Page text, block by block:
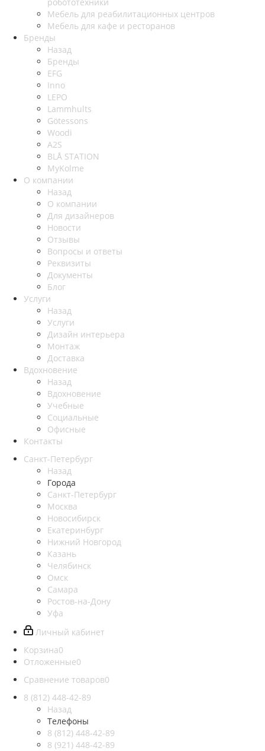
Мебель для реабилитационных центров
Мебель для кафе и ресторанов
Бренды
Назад
Бренды
EFG
Inno
LEPO
Lammhults
Götessons
Woodi
A2S
BLÅ STATION
MyKolme
О компании
Назад
О компании
Для дизайнеров
Новости
Отзывы
Вопросы и ответы
Реквизиты
Документы
Блог
Услуги
Назад
Услуги
Дизайн интерьера
Монтаж
Доставка
Вдохновение
Назад
Вдохновение
Учебные
Социальные
Офисные
Контакты
Санкт-Петербург
Назад
Города
Санкт-Петербург
Москва
Новосибирск
Екатеринбург
Нижний Новгород
Казань
Челябинск
Омск
Самара
Ростов-на-Дону
Уфа
Личный кабинет
Корзина0
Отложенные0
Сравнение товаров0
8 (812) 448-42-89
Назад
Телефоны
8 (812) 448-42-89
8 (921) 448-42-89